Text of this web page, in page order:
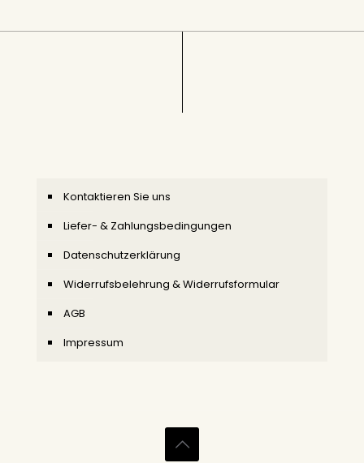
Kontaktieren Sie uns
Liefer- & Zahlungsbedingungen
Datenschutzerklärung
Widerrufsbelehrung & Widerrufsformular
AGB
Impressum